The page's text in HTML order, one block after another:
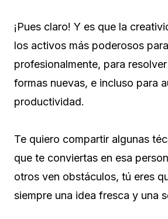
¡Pues claro! Y es que la
los activos más poderosos
profesionalmente, para
formas nuevas, e incluso para
productividad.
Te quiero compartir algunas
que te conviertas en esa
otros ven obstáculos, tú eres
siempre una idea fresca y una